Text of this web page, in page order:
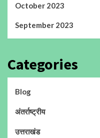
October 2023
September 2023
Categories
Blog
अंतर्राष्ट्रीय
उत्तराखंड